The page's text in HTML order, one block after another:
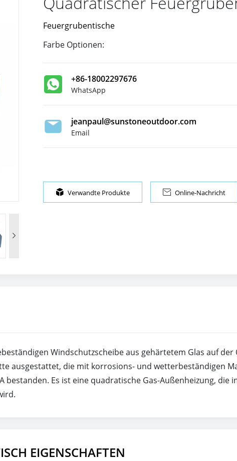

Feuergrubentische
Farbe Optionen:
+86-18002297676
WhatsApp
jeanpaul@sunstoneoutdoor.com
Email
 Verwandte Produkte  Online-Nachricht
Windschutzscheibe aus gehärtetem Glas auf
ausgestattet, die mit korrosions- und wetterbeständigen
bestanden. Es ist eine quadratische Gas-Außenheizung, die
EIGENSCHAFTEN